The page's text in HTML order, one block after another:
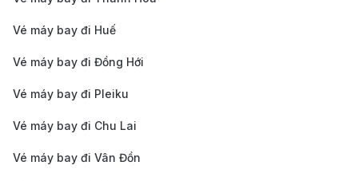
Moscow là thành phố mang đậm dấu ấn lịch sử và
văn hóa, với nhiều điểm đến hấp dẫn. Dưới đây là một
số điểm tham quan nổi bật mà bạn không nên bỏ lỡ:
bật với không gian rộng lớn và những công trình
Vé máy bay đi Huế
Vé máy bay đi Đồng Hới
Vé máy bay đi Pleiku
Vé máy bay đi Chu Lai
Vé máy bay đi Vân Đồn